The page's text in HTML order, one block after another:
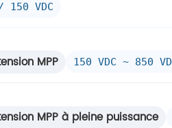
150 VDC
MPP 150 VDC ~ 850
MPP à pleine puissance